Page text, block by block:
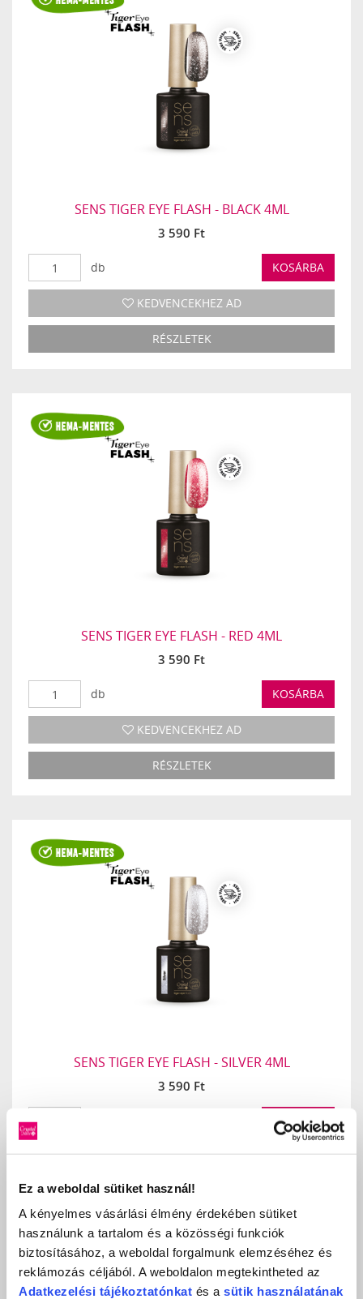
Ez a weboldal sütiket használ!
A kényelmes vásárlási élmény érdekében sütiket
használunk a tartalom és a közösségi funkciók
biztosításához, a weboldal forgalmunk elemzéséhez és
reklámozás céljából. A weboldalon megtekintheted az
Adatkezelési tájékoztatónkat és a sütik használatának
SENS TIGER EYE FLASH - BLACK 4ML
3 590 Ft
db KOSÁRBA
KEDVENCEKHEZ AD
RÉSZLETEK
SENS TIGER EYE FLASH - RED 4ML
3 590 Ft
db KOSÁRBA
KEDVENCEKHEZ AD
RÉSZLETEK
SENS TIGER EYE FLASH - SILVER 4ML
3 590 Ft
KOSÁRBA
KEDVENCEKHEZ AD
RÉSZLETEK